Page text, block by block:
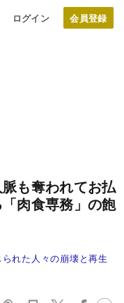
ログイン
も奪われてお払
肉食専務」の飽
れた人々の崩壊と再生